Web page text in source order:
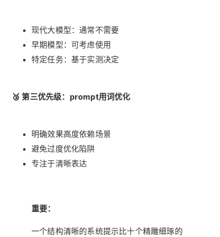
现代大模型：通常不需要
早期模型：可考虑使用
特定任务：基于实测决定
🥉 第三优先级：prompt用词优化
明确效果高度依赖场景
避免过度优化陷阱
专注于清晰表达
重要：
一个结构清晰的系统提示比十个精雕细琢的